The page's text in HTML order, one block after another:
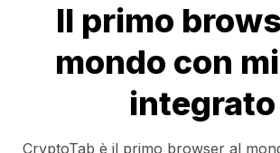
Il primo
mondo con
integrato
CryptoTab è il primo browser al